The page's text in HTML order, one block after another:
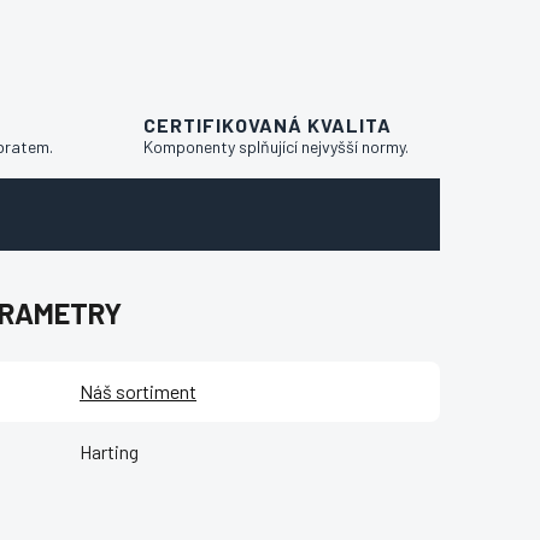
CERTIFIKOVANÁ KVALITA
Komponenty splňující nejvyšší normy.
Náš sortiment
Harting